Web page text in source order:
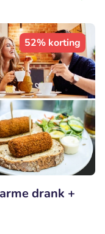
52% korting
drank +